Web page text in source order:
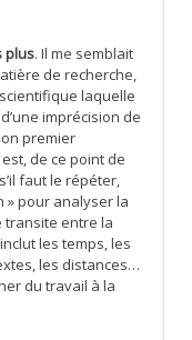
plus. Il me semblait
de recherche,
laquelle
imprécision de
premier
de ce point de
faut le répéter,
» pour analyser la
transite entre la
les temps, les
les distances…
du travail à la